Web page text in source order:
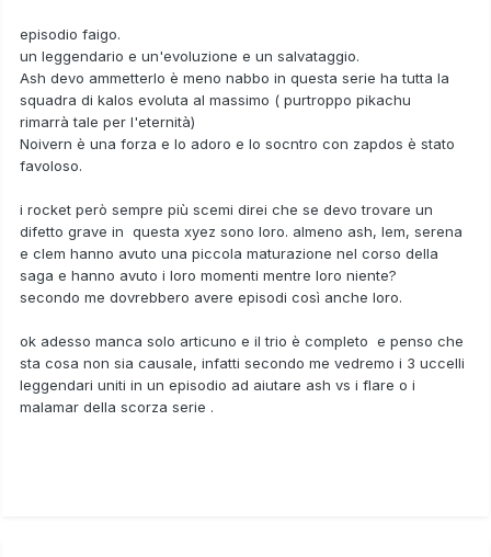
episodio faigo.
un leggendario e un'evoluzione e un salvataggio.
Ash devo ammetterlo è meno nabbo in questa serie ha tutta la
squadra di kalos evoluta al massimo ( purtroppo pikachu
rimarrà tale per l'eternità)
Noivern è una forza e lo adoro e lo socntro con zapdos è stato
favoloso.
i rocket però sempre più scemi direi che se devo trovare un
difetto grave in questa xyez sono loro. almeno ash, lem, serena
e clem hanno avuto una piccola maturazione nel corso della
saga e hanno avuto i loro momenti mentre loro niente?
secondo me dovrebbero avere episodi così anche loro.
ok adesso manca solo articuno e il trio è completo e penso che
sta cosa non sia causale, infatti secondo me vedremo i 3 uccelli
leggendari uniti in un episodio ad aiutare ash vs i flare o i
malamar della scorza serie .